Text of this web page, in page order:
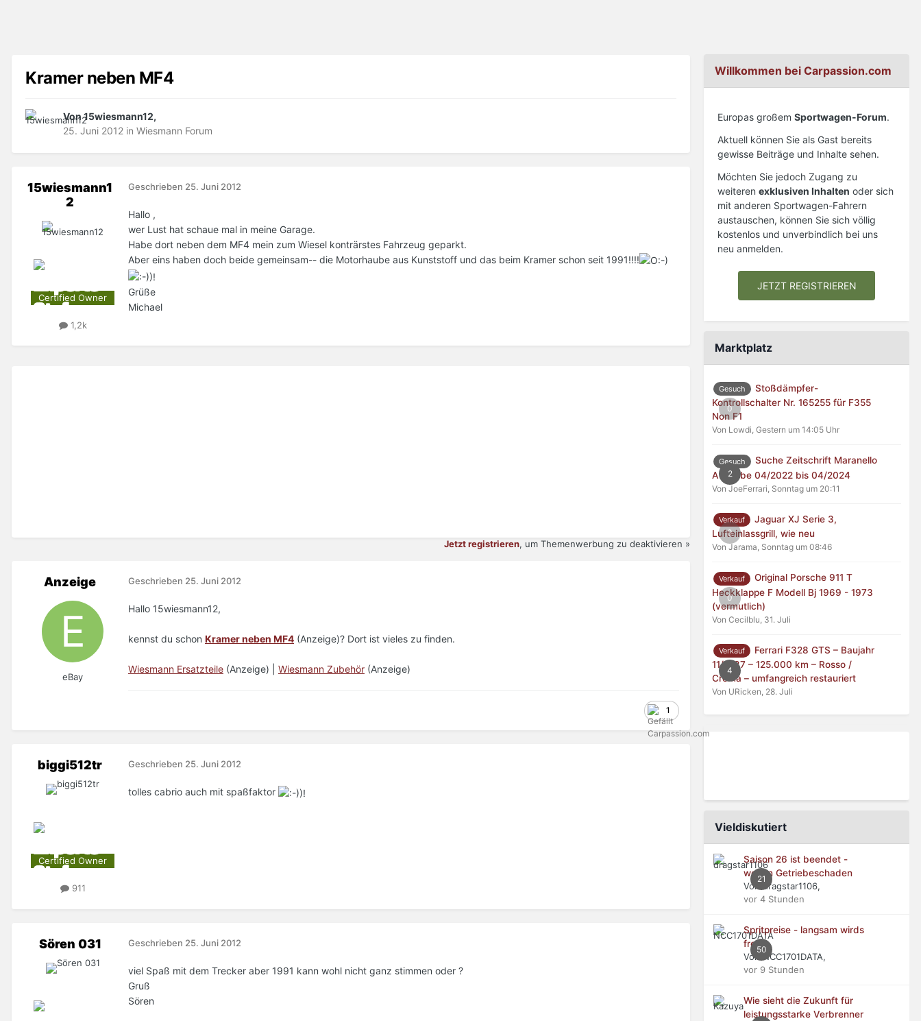
Kramer neben MF4
Von 15wiesmann12,
25. Juni 2012 in Wiesmann Forum
15wiesmann1
2
Certified Owner
1,2k
Geschrieben 25. Juni 2012
Hallo ,
wer Lust hat schaue mal in meine Garage.
Habe dort neben dem MF4 mein zum Wiesel konträrstes Fahrzeug geparkt.
Aber eins haben doch beide gemeinsam-- die Motorhaube aus Kunststoff und das beim Kramer schon seit 1991!!!!
Grüße
Michael
Jetzt registrieren, um Themenwerbung zu deaktivieren »
Anzeige
eBay
Geschrieben 25. Juni 2012
Hallo 15wiesmann12,
kennst du schon Kramer neben MF4 (Anzeige)? Dort ist vieles zu finden.
Wiesmann Ersatzteile (Anzeige) | Wiesmann Zubehör (Anzeige)
1
biggi512tr
Certified Owner
911
Geschrieben 25. Juni 2012
tolles cabrio auch mit spaßfaktor
Sören 031 Geschrieben 25. Juni 2012
viel Spaß mit dem Trecker aber 1991 kann wohl nicht ganz stimmen oder ?
Gruß
Sören
Willkommen bei Carpassion.com
Europas großem Sportwagen-Forum.
Aktuell können Sie als Gast bereits
gewisse Beiträge und Inhalte sehen.
Möchten Sie jedoch Zugang zu
weiteren exklusiven Inhalten oder sich
mit anderen Sportwagen-Fahrern
austauschen, können Sie sich völlig
kostenlos und unverbindlich bei uns
neu anmelden.
JETZT REGISTRIEREN
Marktplatz
0
Gesuch
Stoßdämpfer-
Kontrollschalter Nr. 165255 für F355
Non F1
Von Lowdi, Gestern um 14:05 Uhr
2
Gesuch
Suche Zeitschrift Maranello
Ausgabe 04/2022 bis 04/2024
Von JoeFerrari, Sonntag um 20:11
0
Verkauf
Jaguar XJ Serie 3,
Lufteinlassgrill, wie neu
Von Jarama, Sonntag um 08:46
0
Verkauf
Original Porsche 911 T
Heckklappe F Modell Bj 1969 - 1973
(vermutlich)
Von Cecilblu, 31. Juli
4
Verkauf
Ferrari F328 GTS – Baujahr
11/1987 – 125.000 km – Rosso /
Crema – umfangreich restauriert
Von URicken, 28. Juli
Vieldiskutiert
21
Saison 26 ist beendet -
wegen Getriebeschaden
Von dragstar1106,
vor 4 Stunden
50
Spritpreise - langsam wirds
frech
Von NCC1701DATA,
vor 9 Stunden
Wie sieht die Zukunft für
leistungsstarke Verbrenner